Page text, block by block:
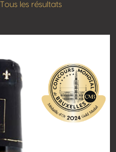
Tous les résultats